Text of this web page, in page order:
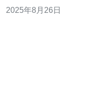
网络环境和政策优势，可以更好地
2025年8月26日